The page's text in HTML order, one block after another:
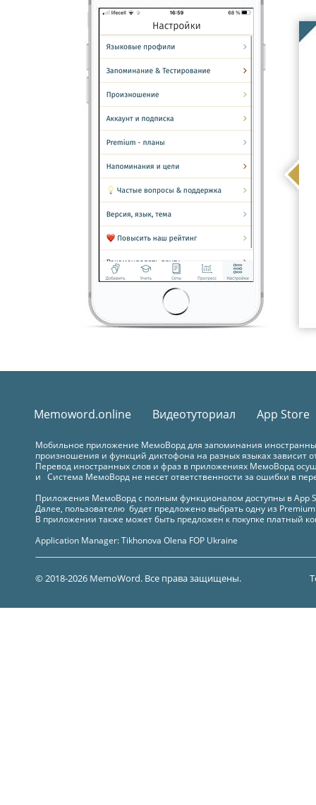
Memoword.online Видеотуториал App Store
© 2018-2026 MemoWord. Все права защищены.
Мобильное приложение МемоВорд для запоминания
произношения и функций диктофона на разных языках зависит
Перевод иностранных слов и фраз в приложениях МемоВорд
и Система МемоВорд не несет ответственности за ошибки в
Приложения МемоВорд с полным функционалом доступны вApp
Далее, пользователю будет предложено выбрать одну из
В приложении также может быть предложен к покупке платный
Application Manager: Tikhonova Olena FOP Ukraine